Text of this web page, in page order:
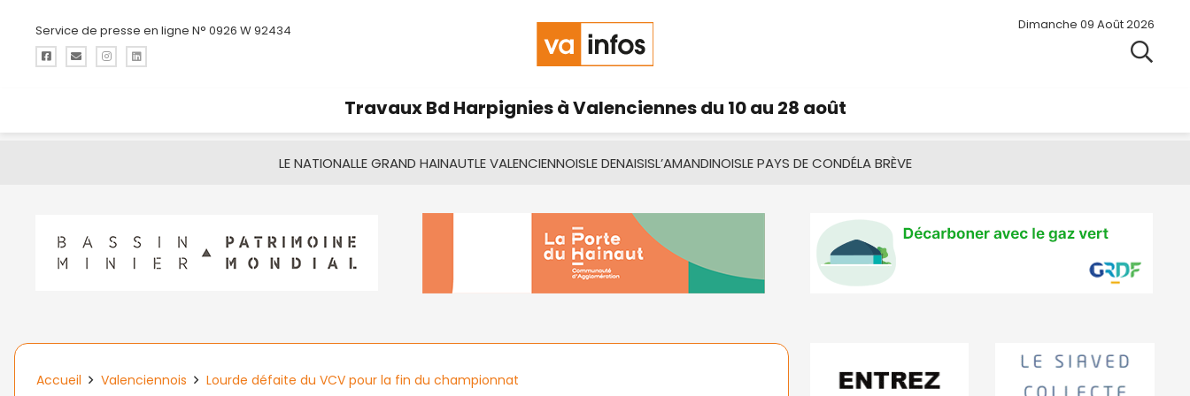
Service de presse en ligne N° 0926 W 92434 Dimanche 09 Août 2026
Travaux Bd Harpignies à Valenciennes du 10 au 28 août
LE NATIONALLE GRAND HAINAUTLE VALENCIENNOISLE DENAISISL’AMANDINOISLE PAYS DE CONDÉLA BRÈVE
Accueil Valenciennois Lourde défaite du VCV pour la fin du championnat